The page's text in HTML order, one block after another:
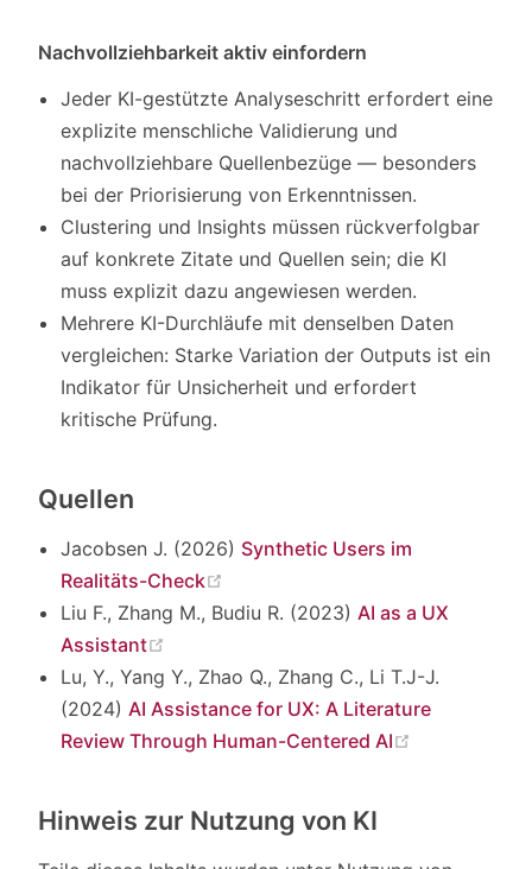
Nachvollziehbarkeit aktiv einfordern
Jeder KI-gestützte Analyseschritt erfordert eine
explizite menschliche Validierung und
nachvollziehbare Quellenbezüge — besonders
bei der Priorisierung von Erkenntnissen.
Clustering und Insights müssen rückverfolgbar
auf konkrete Zitate und Quellen sein; die KI
muss explizit dazu angewiesen werden.
Mehrere KI-Durchläufe mit denselben Daten
vergleichen: Starke Variation der Outputs ist ein
Indikator für Unsicherheit und erfordert
kritische Prüfung.
Quellen
Jacobsen J. (2026) Synthetic Users im
Realitäts-Check
Liu F., Zhang M., Budiu R. (2023)AI as a UX
Assistant
Lu, Y., Yang Y., Zhao Q., Zhang C., Li T.J-J.
(2024)AI Assistance for UX: A Literature
Review Through Human-Centered AI
Hinweis zur Nutzung von KI